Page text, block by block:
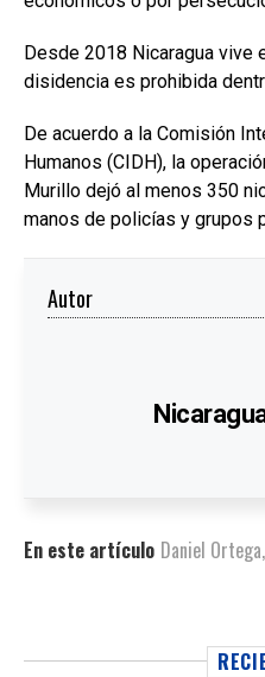
Desde 2018 Nicaragua vive
disidencia es prohibida
De acuerdo a la Comisión
Humanos (CIDH), la
Murillo dejó al menos 350
manos de policías y grupos
Autor
En este artículo Daniel Ortega,